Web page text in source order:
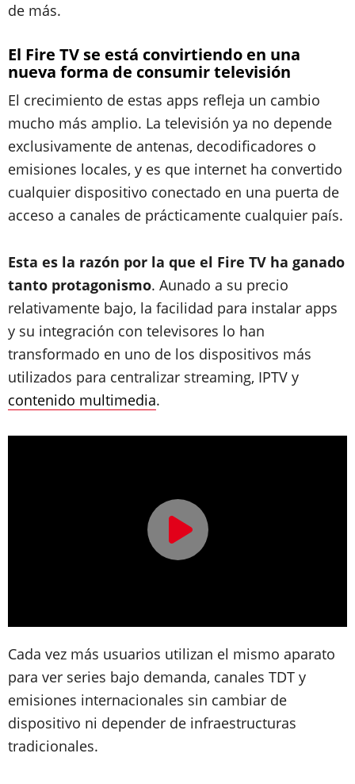
de más.
El Fire TV se está convirtiendo en una
nueva forma de consumir televisión
El crecimiento de estas apps refleja un cambio
mucho más amplio. La televisión ya no depende
exclusivamente de antenas, decodificadores o
emisiones locales, y es que internet ha convertido
cualquier dispositivo conectado en una puerta de
acceso a canales de prácticamente cualquier país.
Esta es la razón por la que el Fire TV ha ganado
tanto protagonismo. Aunado a su precio
relativamente bajo, la facilidad para instalar apps
y su integración con televisores lo han
transformado en uno de los dispositivos más
utilizados para centralizar streaming, IPTV y
contenido multimedia.
Cada vez más usuarios utilizan el mismo aparato
para ver series bajo demanda, canales TDT y
emisiones internacionales sin cambiar de
dispositivo ni depender de infraestructuras
tradicionales.